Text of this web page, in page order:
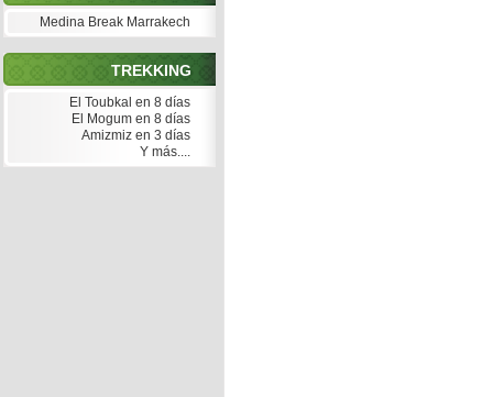
Medina Break Marrakech
TREKKING
El Toubkal en 8 días
El Mogum en 8 días
Amizmiz en 3 días
Y más....